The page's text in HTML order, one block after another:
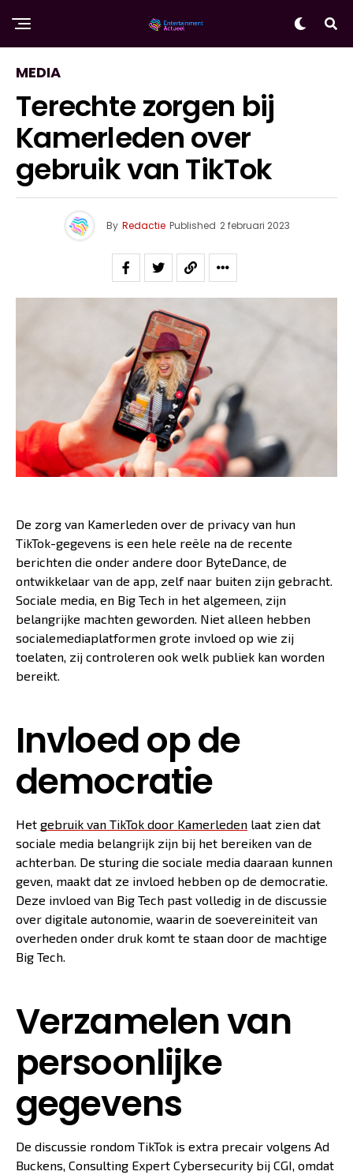
MEDIA
Terechte zorgen bij
Kamerleden over
gebruik van TikTok
By Redactie Published 2 februari 2023
De zorg van Kamerleden over de privacy van hun
TikTok-gegevens is een hele reële na de recente
berichten die onder andere door ByteDance, de
ontwikkelaar van de app, zelf naar buiten zijn gebracht.
Sociale media, en Big Tech in het algemeen, zijn
belangrijke machten geworden. Niet alleen hebben
socialemediaplatformen grote invloed op wie zij
toelaten, zij controleren ook welk publiek kan worden
bereikt.
Invloed op de
democratie
Het gebruik van TikTok door Kamerleden laat zien dat
sociale media belangrijk zijn bij het bereiken van de
achterban. De sturing die sociale media daaraan kunnen
geven, maakt dat ze invloed hebben op de democratie.
Deze invloed van Big Tech past volledig in de discussie
over digitale autonomie, waarin de soevereiniteit van
overheden onder druk komt te staan door de machtige
Big Tech.
Verzamelen van
persoonlijke
gegevens
De discussie rondom TikTok is extra precair volgens Ad
Buckens, Consulting Expert Cybersecurity bij CGI, omdat